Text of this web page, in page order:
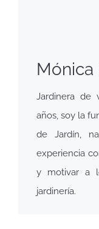
Mónica
Jardinera de
años, soy la
de Jardín,
experiencia
y motivar a
jardinería.